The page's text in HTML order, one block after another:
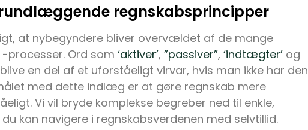
regnskabsprincipper
at nybegyndere bliver overvældet af de mange
processer. Ord som ‘aktiver’, ”passiver”, ‘indtægter’og
en del af et uforståeligt virvar, hvis man ikke har den
med dette indlæg er at gøre regnskab mere
Vi vil bryde komplekse begreber ned til enkle,
kan navigere i regnskabsverdenen med selvtillid.